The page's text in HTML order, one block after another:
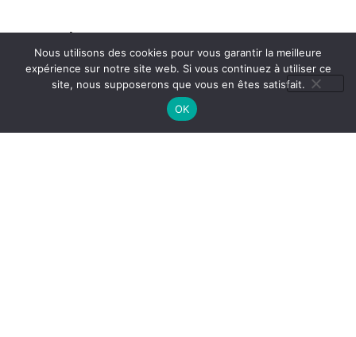
Porter une pierre de psilomélane dendrite
, c’est inviter
transformation
quotidien. Que ce soit pourharmoniser votre corps,
Nous utilisons des cookies pour vous garantir la meilleure
expérience sur notre site web. Si vous continuez à utiliser ce
site, nous supposerons que vous en êtes satisfait.
OK